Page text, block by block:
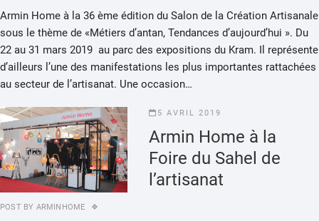
Armin Home à la 36 ème édition du Salon de la Création Artisanale
sous le thème de «Métiers d’antan, Tendances d’aujourd’hui ». Du
22 au 31 mars 2019 au parc des expositions du Kram. Il représente
d’ailleurs l’une des manifestations les plus importantes rattachées
au secteur de l’artisanat. Une occasion…
5 AVRIL 2019
Armin Home à la
Foire du Sahel de
l’artisanat
POST BY ARMINHOME